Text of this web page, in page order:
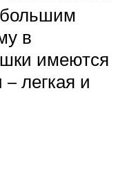
большим
в
имеются
легкая и